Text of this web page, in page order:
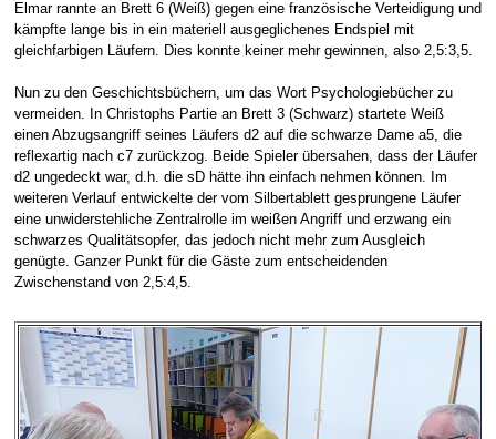
Elmar rannte an Brett 6 (Weiß) gegen eine französische Verteidigung und
kämpfte lange bis in ein materiell ausgeglichenes Endspiel mit
gleichfarbigen Läufern. Dies konnte keiner mehr gewinnen, also 2,5:3,5.
Nun zu den Geschichtsbüchern, um das Wort Psychologiebücher zu
vermeiden. In Christophs Partie an Brett 3 (Schwarz) startete Weiß
einen Abzugsangriff seines Läufers d2 auf die schwarze Dame a5, die
reflexartig nach c7 zurückzog. Beide Spieler übersahen, dass der Läufer
d2 ungedeckt war, d.h. die sD hätte ihn einfach nehmen können. Im
weiteren Verlauf entwickelte der vom Silbertablett gesprungene Läufer
eine unwiderstehliche Zentralrolle im weißen Angriff und erzwang ein
schwarzes Qualitätsopfer, das jedoch nicht mehr zum Ausgleich
genügte. Ganzer Punkt für die Gäste zum entscheidenden
Zwischenstand von 2,5:4,5.